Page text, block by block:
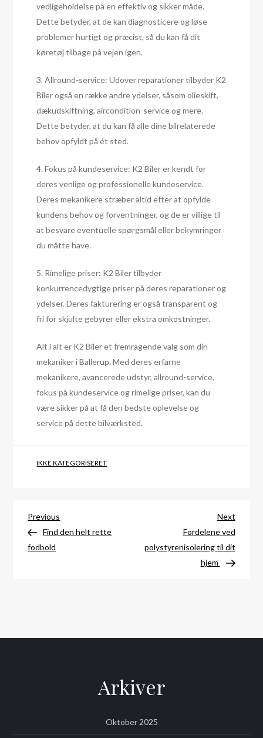
vedligeholdelse på en effektiv og sikker måde.
Dette betyder, at de kan diagnosticere og løse
problemer hurtigt og præcist, så du kan få dit
køretøj tilbage på vejen igen.
3. Allround-service: Udover reparationer tilbyder K2
Biler også en række andre ydelser, såsom olieskift,
dækudskiftning, aircondition-service og mere.
Dette betyder, at du kan få alle dine bilrelaterede
behov opfyldt på ét sted.
4. Fokus på kundeservice: K2 Biler er kendt for
deres venlige og professionelle kundeservice.
Deres mekanikere stræber altid efter at opfylde
kundens behov og forventninger, og de er villige til
at besvare eventuelle spørgsmål eller bekymringer
du måtte have.
5. Rimelige priser: K2 Biler tilbyder
konkurrencedygtige priser på deres reparationer og
ydelser. Deres fakturering er også transparent og
fri for skjulte gebyrer eller ekstra omkostninger.
Alt i alt er K2 Biler et fremragende valg som din
mekaniker i Ballerup. Med deres erfarne
mekanikere, avancerede udstyr, allround-service,
fokus på kundeservice og rimelige priser, kan du
være sikker på at få den bedste oplevelse og
service på dette bilværksted.
IKKE KATEGORISERET
Indlægsnavigation
Previous
Post
Previous
Find den helt rette
fodbold
Next
Post
Next
Fordelene ved
polystyrenisolering til dit
hjem
Arkiver
Oktober 2025